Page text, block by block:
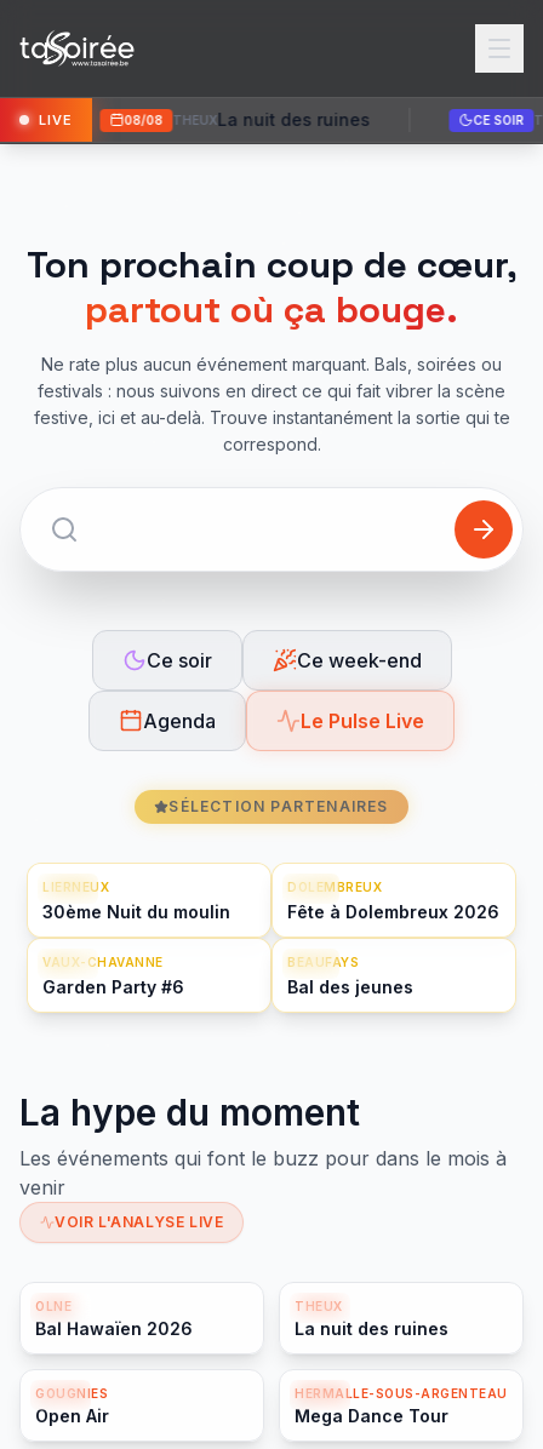
LIVE
08/08 THEUX La nuit des ruines CE SOIR Bal de la
Ton prochain coup de cœur,
partout où ça bouge.
Ne rate plus aucun événement marquant. Bals, soirées ou
festivals : nous suivons en direct ce qui fait vibrer la scène
festive, ici et au-delà. Trouve instantanément la sortie qui te
correspond.
Ce soir Ce week-end
Agenda Le Pulse Live
SÉLECTION PARTENAIRES
08/08
LIERNEUX
30ème Nuit du moulin
21/08
DOLEMBREUX
Fête à Dolembreux 2026
29/08
VAUX-CHAVANNE
Garden Party #6
19/09
BEAUFAYS
Bal des jeunes
La hype du moment
Les événements qui font le buzz pour dans le mois à
venir
VOIR L'ANALYSE LIVE
07/08
OLNE
Bal Hawaïen 2026
08/08
THEUX
La nuit des ruines
22/08
GOUGNIES
Open Air
22/08
HERMALLE-SOUS-ARGENTEAU
Mega Dance Tour